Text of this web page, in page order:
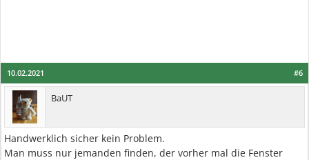
#6
10.02.2021
BaUT
Handwerklich sicher kein Problem.
Man muss nur jemanden finden, der vorher mal die Fenster